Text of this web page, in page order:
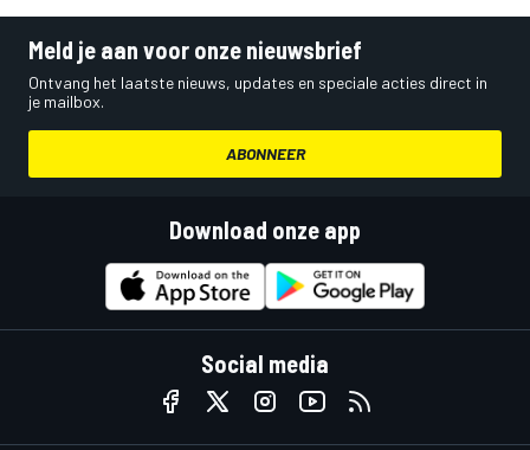
Meld je aan voor onze nieuwsbrief
Ontvang het laatste nieuws, updates en speciale acties direct in
je mailbox.
ABONNEER
Download onze app
Social media